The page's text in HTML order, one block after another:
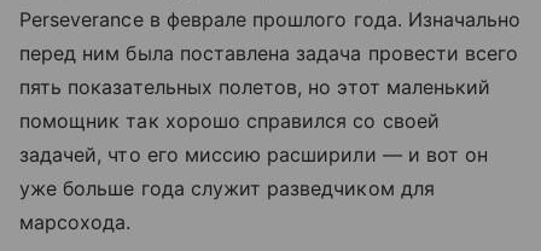
Perseverance в феврале прошлого года. Изначально
перед ним была поставлена задача провести всего
пять показательных полетов, но этот маленький
помощник так хорошо справился со своей
задачей, что его миссию расширили — и вот он
уже больше года служит разведчиком для
марсохода.